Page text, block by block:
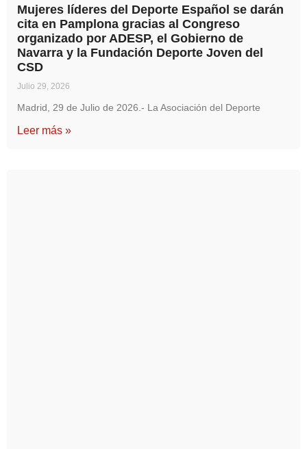
Mujeres líderes del Deporte Español se darán
cita en Pamplona gracias al Congreso
organizado por ADESP, el Gobierno de
Navarra y la Fundación Deporte Joven del
CSD
Julio 29, 2026
Madrid, 29 de Julio de 2026.- La Asociación del Deporte
Leer más »